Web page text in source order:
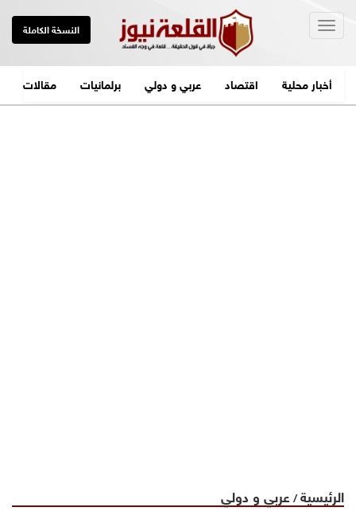
النسخة الكاملة
أخبار محلية اقتصاد عربي و دولي برلمانيات مقالات
الرئيسية/ عربي و دولي